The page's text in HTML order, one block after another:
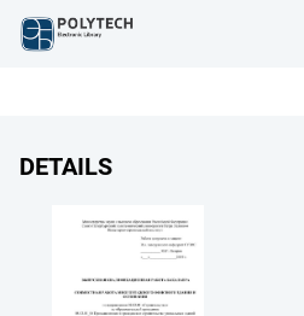
DETAILS